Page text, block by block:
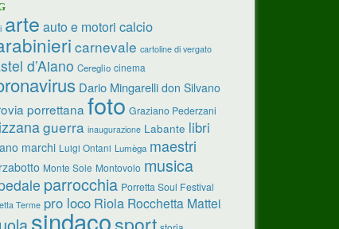
arte auto e motori calcio
carnevale cartoline di vergato
d’Aiano Cereglio cinema
Dario Mingarelli don Silvano
porrettana foto Graziano Pederzani
guerra inaugurazione Labante libri
marchi Luigi Ontani Lumèga maestri
Monte Sole Montovolo musica
parrocchia Porretta Soul Festival
Terme pro loco Riola Rocchetta Mattei
sindaco